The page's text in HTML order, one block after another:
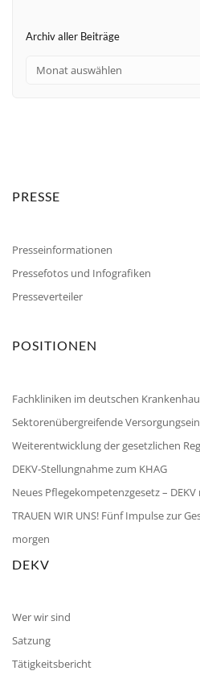
Archiv aller Beiträge
PRESSE
Presseinformationen
Pressefotos und Infografiken
Presseverteiler
POSITIONEN
Fachkliniken im deutschen
Sektorenübergreifende
Weiterentwicklung der gesetzlichen
DEKV-Stellungnahme zum KHAG
Neues Pflegekompetenzgesetz –
TRAUEN WIR UNS! Fünf Impulse zur
morgen
DEKV
Wer wir sind
Satzung
Tätigkeitsbericht